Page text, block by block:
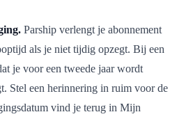
Parship verlengt je abonnement
als je niet tijdig opzegt. Bij een
je voor een tweede jaar wordt
Stel een herinnering in ruim voor de
vind je terug in Mijn